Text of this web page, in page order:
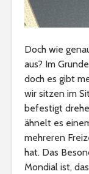
Doch wie
aus? Im
doch es gibt
wir sitzen im
befestigt
ähnelt es
mehreren
hat. Das
Mondial ist,